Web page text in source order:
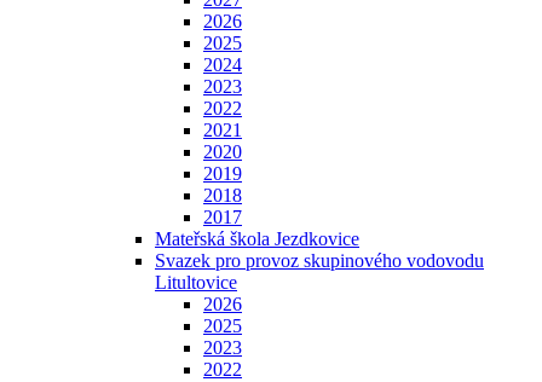
2026
2025
2024
2023
2022
2021
2020
2019
2018
2017
Mateřská škola Jezdkovice
Svazek pro provoz skupinového vodovodu
Litultovice
2026
2025
2023
2022